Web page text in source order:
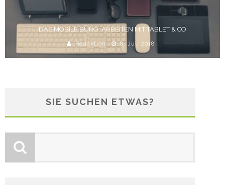
DAS MOBILE BÜRO: ARBEITEN MIT TABLET & CO
Redaktion 8. Juli 2018
SIE SUCHEN ETWAS?